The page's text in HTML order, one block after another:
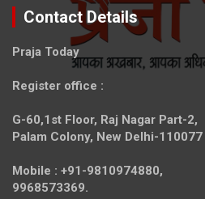
Contact Details
Praja Today
Register office :
G-60,1st Floor, Raj Nagar Part-2,
Palam Colony, New Delhi-110077
Mobile : +91-9810974880,
9968573369.